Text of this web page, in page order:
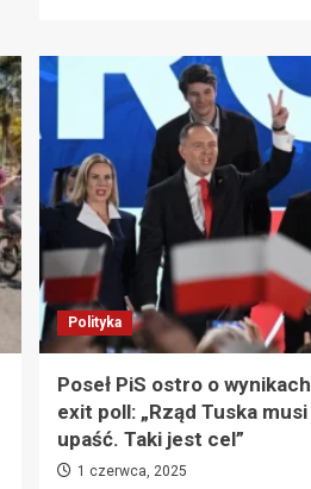
o
Sprawdź,
kto
otrzyma
3500
zł
dopłaty
dla
gospodarstw
w
2025
roku
–
i
zasady
składania
wniosków
Polityka
Poseł PiS ostro o wynikach
exit poll: „Rząd Tuska musi
upaść. Taki jest cel”
1 czerwca, 2025